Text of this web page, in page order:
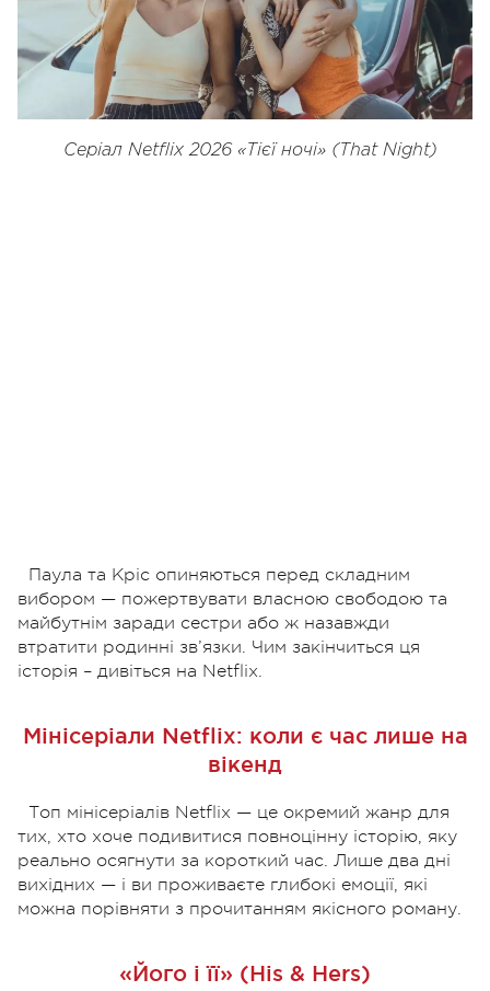
Серіал Netflix 2026 «Тієї ночі» (That Night)
Паула та Кріс опиняються перед складним
вибором — пожертвувати власною свободою та
майбутнім заради сестри або ж назавжди
втратити родинні зв’язки. Чим закінчиться ця
історія – дивіться на Netflix.
Мінісеріали Netflix: коли є час лише на
вікенд
Топ мінісеріалів Netflix — це окремий жанр для
тих, хто хоче подивитися повноцінну історію, яку
реально осягнути за короткий час. Лише два дні
вихідних — і ви проживаєте глибокі емоції, які
можна порівняти з прочитанням якісного роману.
«Його і її» (His & Hers)